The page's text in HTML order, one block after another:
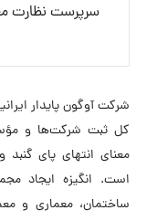
سرپرست نظارت
کل ثبت شرکت‌ها و
معنای انتهای پای
است. انگیزه ایجاد
ساختمان، معماری و